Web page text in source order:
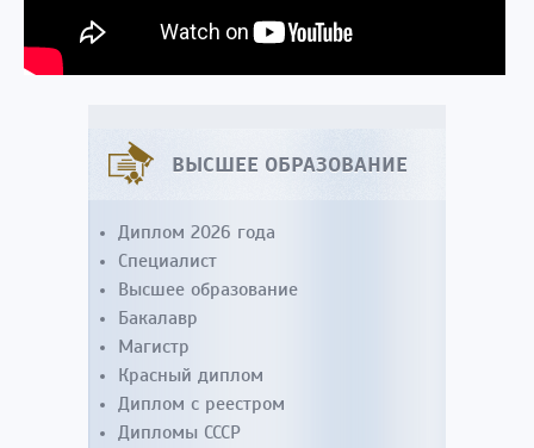
ВЫСШЕЕ ОБРАЗОВАНИЕ
Диплом 2026 года
Специалист
Высшее образование
Бакалавр
Магистр
Красный диплом
Диплом с реестром
Дипломы СССР